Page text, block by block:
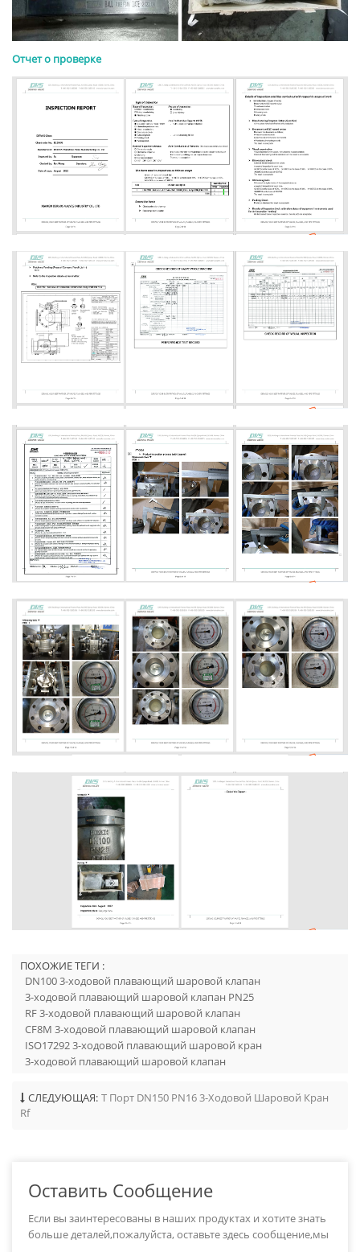
Отчет о проверке
ПОХОЖИЕ ТЕГИ :
DN100 3-ходовой плавающий шаровой клапан
3-ходовой плавающий шаровой клапан PN25
RF 3-ходовой плавающий шаровой клапан
CF8M 3-ходовой плавающий шаровой клапан
ISO17292 3-ходовой плавающий шаровой кран
3-ходовой плавающий шаровой клапан
СЛЕДУЮЩАЯ: T Порт DN150 PN16 3-Ходовой Шаровой Кран
Rf
Оставить Сообщение
Если вы заинтересованы в наших продуктах и хотите знать
больше деталей,пожалуйста, оставьте здесь сообщение,мы